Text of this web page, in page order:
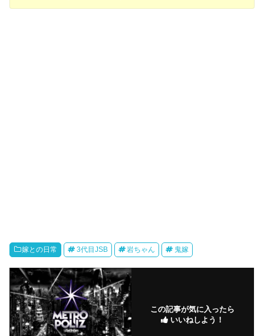
嫁との日常 3代目JSB 岩ちゃん 鬼嫁
この記事が気に入ったら
いいねしよう！